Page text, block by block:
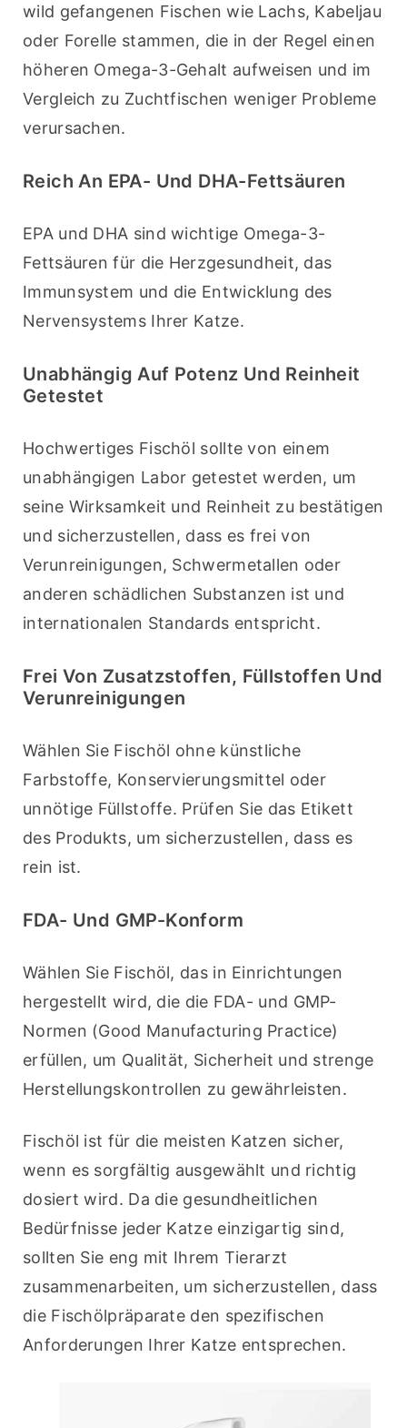
wild gefangenen Fischen wie Lachs, Kabeljau
oder Forelle stammen, die in der Regel einen
höheren Omega-3-Gehalt aufweisen und im
Vergleich zu Zuchtfischen weniger Probleme
verursachen.
Reich An EPA- Und DHA-Fettsäuren
EPA und DHA sind wichtige Omega-3-
Fettsäuren für die Herzgesundheit, das
Immunsystem und die Entwicklung des
Nervensystems Ihrer Katze.
Unabhängig Auf Potenz Und Reinheit
Getestet
Hochwertiges Fischöl sollte von einem
unabhängigen Labor getestet werden, um
seine Wirksamkeit und Reinheit zu bestätigen
und sicherzustellen, dass es frei von
Verunreinigungen, Schwermetallen oder
anderen schädlichen Substanzen ist und
internationalen Standards entspricht.
Frei Von Zusatzstoffen, Füllstoffen Und
Verunreinigungen
Wählen Sie Fischöl ohne künstliche
Farbstoffe, Konservierungsmittel oder
unnötige Füllstoffe. Prüfen Sie das Etikett
des Produkts, um sicherzustellen, dass es
rein ist.
FDA- Und GMP-Konform
Wählen Sie Fischöl, das in Einrichtungen
hergestellt wird, die die FDA- und GMP-
Normen (Good Manufacturing Practice)
erfüllen, um Qualität, Sicherheit und strenge
Herstellungskontrollen zu gewährleisten.
Fischöl ist für die meisten Katzen sicher,
wenn es sorgfältig ausgewählt und richtig
dosiert wird. Da die gesundheitlichen
Bedürfnisse jeder Katze einzigartig sind,
sollten Sie eng mit Ihrem Tierarzt
zusammenarbeiten, um sicherzustellen, dass
die Fischölpräparate den spezifischen
Anforderungen Ihrer Katze entsprechen.